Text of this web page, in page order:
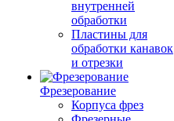
внутренней
обработки
Пластины для
обработки канавок
и отрезки
Фрезерование
Корпуса фрез